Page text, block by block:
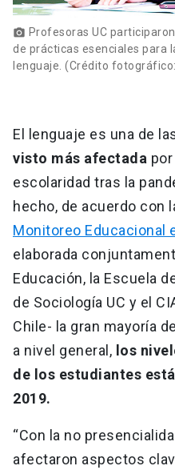
photo_camera Profesoras UC
de prácticas esenciales para
lenguaje. (Crédito
El lenguaje es una de
visto más afectada
escolaridad tras la
hecho, de acuerdo con
Monitoreo Educacional
elaborada
Educación, la Escuela
de Sociología UC y el
Chile- la gran mayoría
a nivel general, los
de los estudiantes
2019.
“Con la no
afectaron aspectos